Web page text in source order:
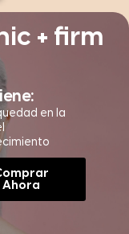
+ firm
en la
Ahora